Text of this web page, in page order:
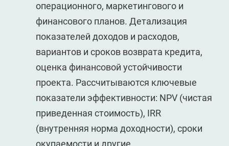
операционного, маркетингового и
финансового планов. Детализация
показателей доходов и расходов,
вариантов и сроков возврата кредита,
оценка финансовой устойчивости
проекта. Рассчитываются ключевые
показатели эффективности: NPV (чистая
приведенная стоимость), IRR
(внутренняя норма доходности), сроки
окупаемости и другие.